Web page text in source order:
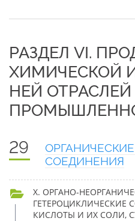
РАЗДЕЛ VI.
ХИМИЧЕСКОЙ
НЕЙ ОТРАСЛЕЙ
29
СОЕДИНЕНИЯ
X. ОРГАНО-
ГЕТЕРОЦИКЛИЧЕСКИЕ
КИСЛОТЫ И ИХ СОЛИ,